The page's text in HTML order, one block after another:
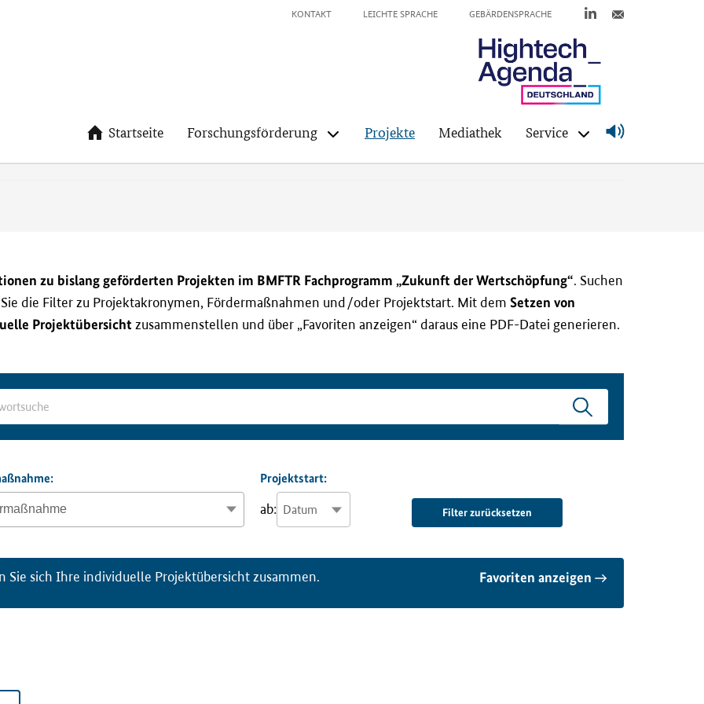
KONTAKT LEICHTE SPRACHE GEBÄRDENSPRACHE
Startseite Forschungsförderung Projekte Mediathek Service
zu bislang geförderten Projekten im BMFTR Fachprogramm „Zukunft der Wertschöpfung“. Suchen
die Filter zu Projektakronymen, Fördermaßnahmen und/oder Projektstart. Mit dem Setzen von
Projektübersicht zusammenstellen und über „Favoriten anzeigen“ daraus eine PDF-Datei generieren.
ßnahme: Projektstart:
ab: Filter zurücksetzen
Sie sich Ihre individuelle Projektübersicht zusammen. Favoriten anzeigen